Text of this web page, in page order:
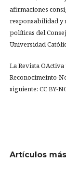
afirmaciones
responsabilidad y
políticas del
Universidad
La Revista
Reconocimeinto-
siguiente: CC BY-
Artículos